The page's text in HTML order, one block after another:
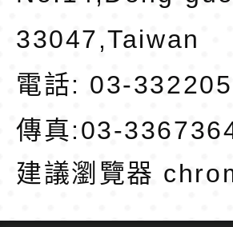
33047,Taiwan
電話: 03-
傳真:03-
建議瀏覽器